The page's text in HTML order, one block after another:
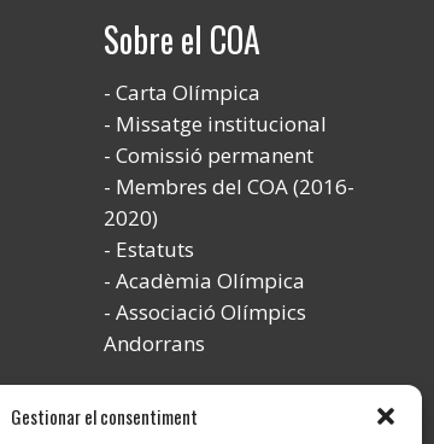
Gestionar el consentiment
Sobre el COA
Carta Olímpica
Missatge institucional
Comissió permanent
Membres del COA (2016-
2020)
Estatuts
Acadèmia Olímpica
Associació Olímpics
Andorrans